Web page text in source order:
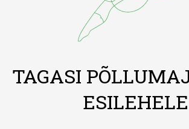
TAGASI
ESILEHELE